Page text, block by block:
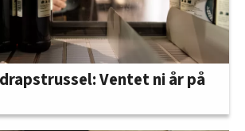
Ventet ni år på